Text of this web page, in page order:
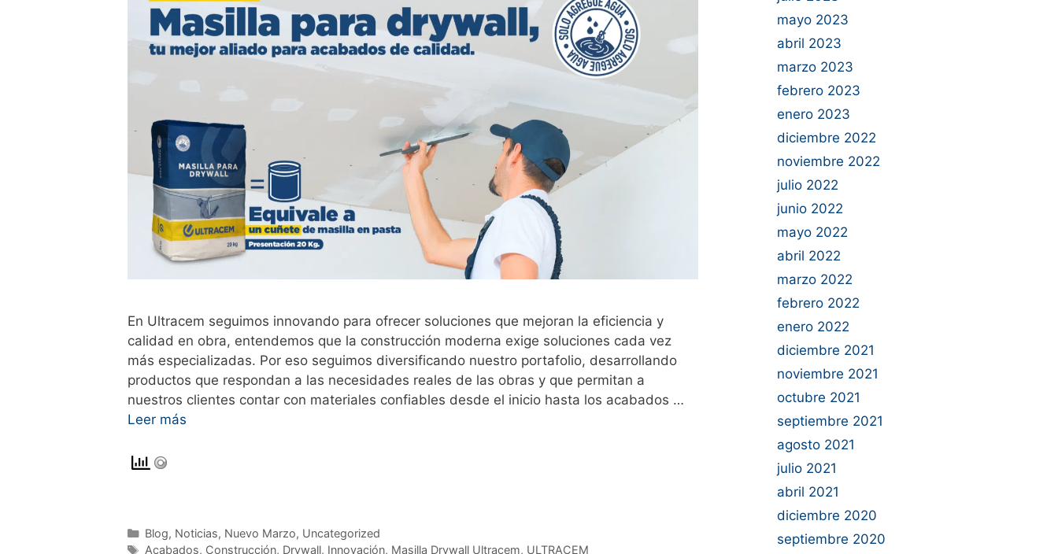
En Ultracem seguimos innovando para ofrecer soluciones que mejoran la eficiencia y
calidad en obra, entendemos que la construcción moderna exige soluciones cada vez
más especializadas. Por eso seguimos diversificando nuestro portafolio, desarrollando
productos que respondan a las necesidades reales de las obras y que permitan a
nuestros clientes contar con materiales confiables desde el inicio hasta los acabados …
Leer más
Blog, Noticias, Nuevo Marzo, Uncategorized
Acabados, Construcción, Drywall, Innovación, Masilla Drywall Ultracem, ULTRACEM
mayo 2023
abril 2023
marzo 2023
febrero 2023
enero 2023
diciembre 2022
noviembre 2022
julio 2022
junio 2022
mayo 2022
abril 2022
marzo 2022
febrero 2022
enero 2022
diciembre 2021
noviembre 2021
octubre 2021
septiembre 2021
agosto 2021
julio 2021
abril 2021
diciembre 2020
septiembre 2020